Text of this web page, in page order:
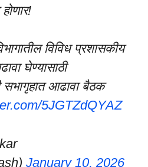
विविध प्रशासकीय
घेण्यासाठी
सभागृहात आढावा बैठक
5JGTZdQYAZ
January 10, 2026